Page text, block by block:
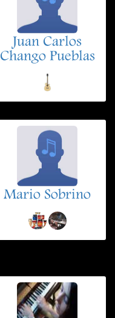
Juan Carlos
Chango Pueblas
Mario Sobrino